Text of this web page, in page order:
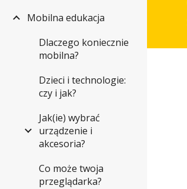
Mobilna edukacja
Dlaczego koniecznie
mobilna?
Dzieci i technologie:
czy i jak?
Jak(ie) wybrać
urządzenie i
akcesoria?
Co może twoja
przeglądarka?